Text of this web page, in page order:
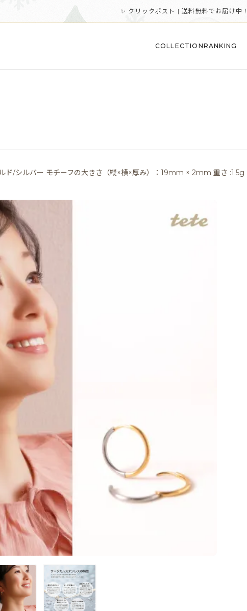
✨ クリックポスト | 送料無料でお届け中！
COLLECTIONRANKING
ド/シルバー モチーフの大きさ（縦×横×厚み）：19mm × 2mm 重さ :1.5g